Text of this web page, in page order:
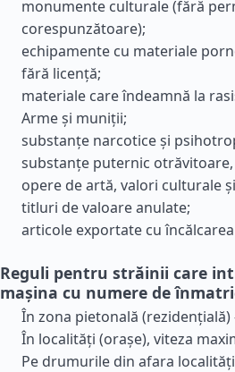
monumente culturale (fără
corespunzătoare);
echipamente cu materiale
fără licență;
materiale care îndeamnă la
Arme și muniții;
substanțe narcotice și
substanțe puternic
opere de artă, valori culturale
titluri de valoare anulate;
articole exportate cu
Reguli pentru străinii care
mașina cu numere de
În zona pietonală (rezidențială)
În localități (orașe), viteza
Pe drumurile din afara